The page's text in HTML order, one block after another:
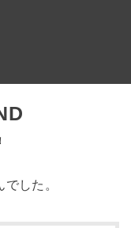
した。